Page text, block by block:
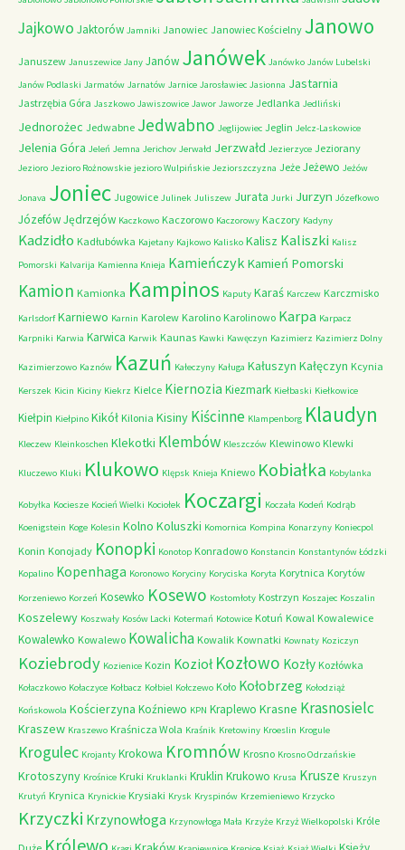
Jajkowo Jaktorów Jamniki Janowiec Janowiec Kościelny Janowo
Januszew Januszewice Jany Janów Janówek Janówko Janów Lubelski
Janów Podlaski Jarmatów Jarnatów Jarnice Jarosławiec Jasionna Jastarnia
Jastrzębia Góra Jaszkowo Jawiszowice Jawor Jaworze Jedlanka Jedliński
Jednorożec Jedwabne Jedwabno Jeglijowiec Jeglin Jelcz-Laskowice
Jelenia Góra Jeleń Jemna Jerichov Jerwałd Jerzwałd Jezierzyce Jeziorany
Jezioro Jezioro Rożnowskie jezioro Wulpińskie Jeziorszczyzna Jeże Jeżewo Jeżów
Jonava Joniec Jugowice Julinek Juliszew Jurata Jurki Jurzyn Józefkowo
JózefówJędrzejów Kaczkowo Kaczorowo Kaczorowy Kaczory Kadyny
Kadzidło Kadłubówka Kajetany Kajkowo Kalisko Kalisz Kaliszki Kalisz
Pomorski Kalvarija Kamienna Knieja Kamieńczyk Kamień Pomorski
Kamion Kamionka Kampinos Kaputy Karaś Karczew Karczmisko
Karlsdorf Karniewo Karnin Karolew Karolino Karolinowo Karpa Karpacz
Karpniki Karwia Karwica Karwik Kaunas Kawki Kawęczyn Kazimierz Kazimierz Dolny
Kazimierzowo Kaznów Kazuń Kałeczyny Kaługa Kałuszyn Kałęczyn Kcynia
Kerszek Kicin Kiciny Kiekrz Kielce Kiernozia Kiezmark Kiełbaski Kiełkowice
Kiełpin Kiełpino Kikół Kilonia Kisiny Kiścinne Klampenborg Klaudyn
Kleczew Kleinkoschen Klekotki Klembów Kleszczów Klewinowo Klewki
Kluczewo Kluki Klukowo Klępsk Knieja Kniewo Kobiałka Kobylanka
Kobyłka Kociesze Kocień Wielki Kociołek Koczargi Koczała Kodeń Kodrąb
Koenigstein Koge Kolesin Kolno Koluszki Komornica Kompina Konarzyny Koniecpol
Konin Konojady Konopki Konotop Konradowo Konstancin Konstantynów Łódzki
Kopalino Kopenhaga Koronowo Koryciny Koryciska Koryta Korytnica Korytów
Korzeniewo Korzeń Kosewko Kosewo Kostomłoty Kostrzyn Koszajec Koszalin
Koszelewy Koszwały Kosów Lacki Kotermań Kotowice Kotuń Kowal Kowalewice
Kowalewko Kowalewo Kowalicha Kowalik Kownatki Kownaty Koziczyn
Koziebrody Kozienice Kozin Kozioł Kozłowo Kozły Kozłówka
Kołaczkowo Kołaczyce Kołbacz Kołbiel Kołczewo Koło Kołobrzeg Kołodziąż
Końskowola Kościerzyna Koźniewo KPN Kraplewo Krasne Krasnosielc
Kraszew Kraszewo Kraśnicza Wola Kraśnik Kretowiny Kroeslin Krogule
Krogulec Krojanty Krokowa Kromnów Krosno Krosno Odrzańskie
Krotoszyny Krośnice Kruki Kruklanki Kruklin Krukowo Krusa Krusze Kruszyn
Krutyń Krynica Krynickie Krysiaki Krysk Kryspinów Krzemieniewo Krzycko
Krzyczki Krzynowłoga Krzynowłoga Mała Krzyże Krzyż Wielkopolski Króle
Królewo